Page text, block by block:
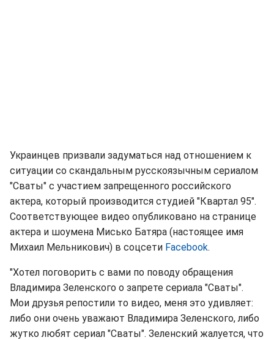
Украинцев призвали задуматься над отношением к
ситуации со скандальным русскоязычным сериалом
"Сваты" с участием запрещенного российского
актера, который производится студией "Квартал 95".
Соответствующее видео опубликовано на странице
актера и шоумена Мисько Батяра (настоящее имя
Михаил Мельникович) в соцсети Facebook.
"Хотел поговорить с вами по поводу обращения
Владимира Зеленского о запрете сериала "Сваты".
Мои друзья репостили то видео, меня это удивляет:
либо они очень уважают Владимира Зеленского, либо
жутко любят сериал "Сваты". Зеленский жалуется, что